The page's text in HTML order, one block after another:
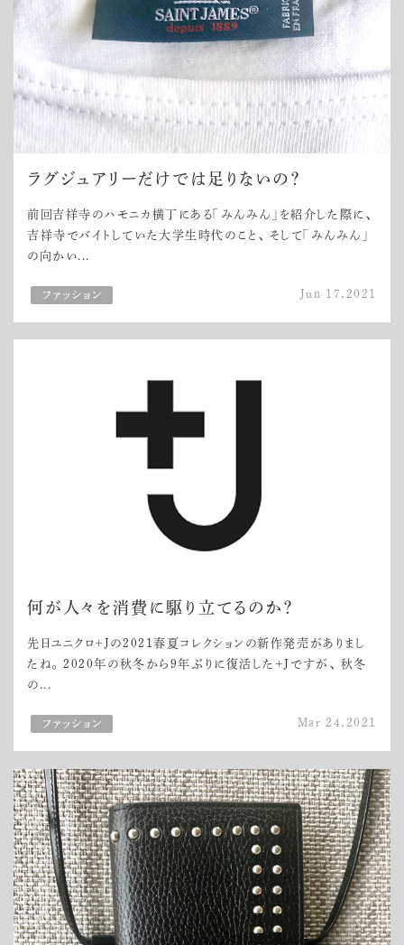
ラグジュアリーだけでは足りないの？
前回吉祥寺のハモニカ横丁にある「みんみん」を紹介した際に、
吉祥寺でバイトしていた大学生時代のこと、 そして「みんみん」
の向かい...
Jun 17,2021
何が人々を消費に駆り立てるのか？
先日ユニクロ＋Jの2021春夏コレクションの新作発売がありまし
たね。 2020年の秋冬から9年ぶりに復活した+Jですが、 秋冬
の...
Mar 24,2021